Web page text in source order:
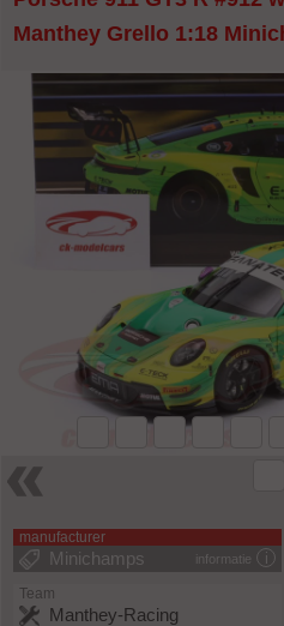
Manthey Grello 1:18
manufacturer
informatie
Minichamps
Team
Manthey-Racing